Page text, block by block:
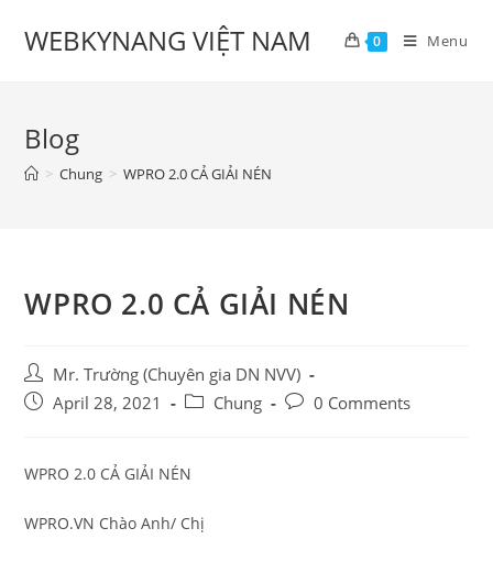
WEBKYNANG VIỆT NAM 0 Menu
Blog
> Chung > WPRO 2.0 CẢ GIẢI NÉN
WPRO 2.0 CẢ GIẢI NÉN
Post
author:
Mr. Trường (Chuyên gia DN NVV)
PostApril 28, 2021
PostChung
Post0 Comments
WPRO 2.0 CẢ GIẢI NÉN
WPRO.VN Chào Anh/ Chị